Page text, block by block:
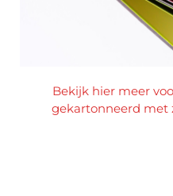
Bekijk hier meer
gekartonneerd met